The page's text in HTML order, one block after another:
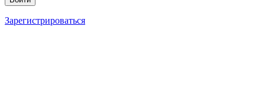
Зарегистрироваться